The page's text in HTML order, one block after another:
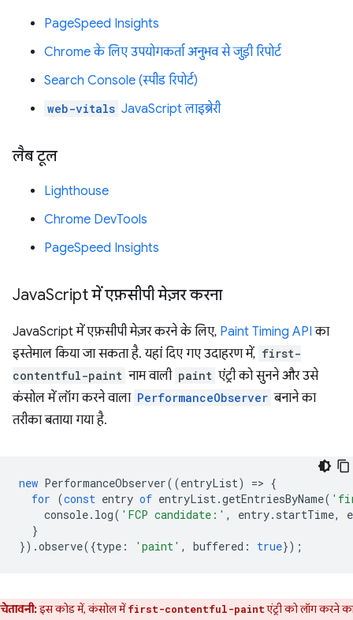
PageSpeed Insights
Chrome के लिए उपयोगकर्ता अनुभव से जुड़ी रिपोर्ट
Search Console (स्पीड रिपोर्ट)
web-vitals JavaScript लाइब्रेरी
लैब टूल
Lighthouse
Chrome DevTools
PageSpeed Insights
JavaScript में एफ़सीपी मेज़र करना
JavaScript में एफ़सीपी मेज़र करने के लिए, Paint Timing API का
इस्तेमाल किया जा सकता है. यहां दिए गए उदाहरण में, first-
contentful-paint नाम वाली paint एंट्री को सुनने और उसे
कंसोल में लॉग करने वाला PerformanceObserver बनाने का
तरीका बताया गया है.
new PerformanceObserver((entryList) => {
for (const entry of entryList.getEntriesByName(
console. log( 'FCP candidate:' , entry. startTime,
}
}).observe({type : 'paint' , buffered : true});
चेतावनी:इस कोड में, कंसोल मेंfirst-contentful-paintएंट्री को लॉग करने